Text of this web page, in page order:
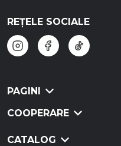
REȚELE SOCIALE
PAGINI
COOPERARE
CATALOG